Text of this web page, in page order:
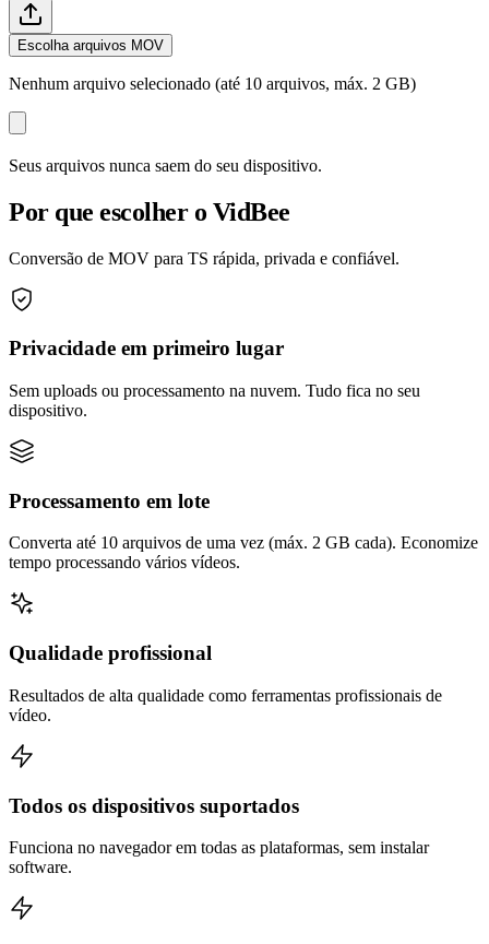
Escolha arquivos MOV
Nenhum arquivo selecionado (até 10 arquivos, máx. 2 GB)
Seus arquivos nunca saem do seu dispositivo.
Por que escolher o VidBee
Conversão de MOV para TS rápida, privada e confiável.
Privacidade em primeiro lugar
Sem uploads ou processamento na nuvem. Tudo fica no seu
dispositivo.
Processamento em lote
Converta até 10 arquivos de uma vez (máx. 2 GB cada). Economize
tempo processando vários vídeos.
Qualidade profissional
Resultados de alta qualidade como ferramentas profissionais de
vídeo.
Todos os dispositivos suportados
Funciona no navegador em todas as plataformas, sem instalar
software.